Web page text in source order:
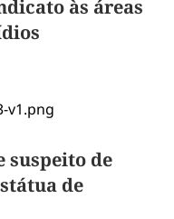
às áreas
suspeito de
de